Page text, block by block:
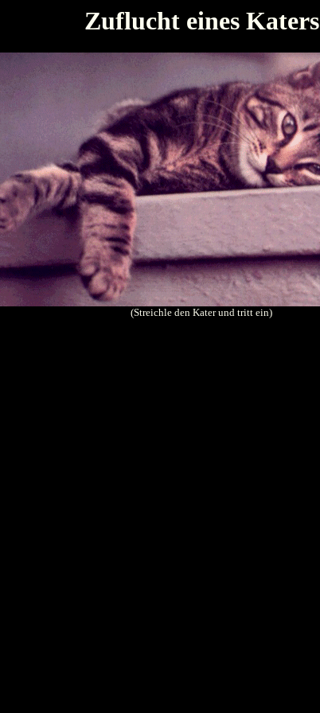
Zuflucht eines Katers
(Streichle den Kater und tritt ein)